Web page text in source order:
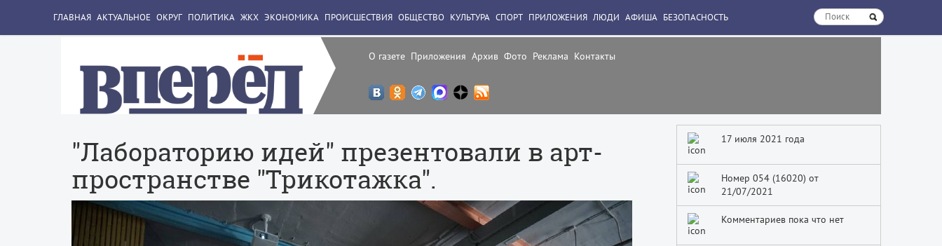
О газете Приложения Архив Фото Реклама Контакты
ГЛАВНАЯ АКТУАЛЬНОЕ ОКРУГ ПОЛИТИКА ЖКХ ЭКОНОМИКА ПРОИСШЕСТВИЯ ОБЩЕСТВО КУЛЬТУРА СПОРТ ПРИЛОЖЕНИЯ ЛЮДИ АФИША БЕЗОПАСНОСТЬ
"Лабораторию идей" презентовали в арт-
пространстве "Трикотажка".
17 июля 2021 года
Номер 054 (16020) от
21/07/2021
Комментариев пока что нет